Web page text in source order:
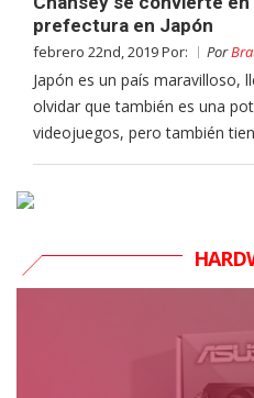
prefectura en Japón
febrero 22nd, 2019 Por: Por
Japón es un país maravilloso,
olvidar que también es una
videojuegos, pero también